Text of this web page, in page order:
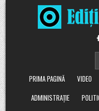
Skip
to
content
PRIMA PAGINĂ
VIDEO
ADMINISTRAȚIE